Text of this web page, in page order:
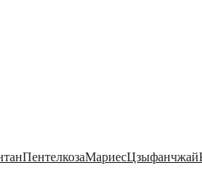
ПентелкозаМариесЦзыфанчжай